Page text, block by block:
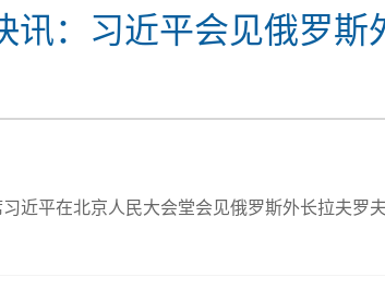
讯：习近平会见俄罗斯
近平在北京人民大会堂会见俄罗斯外长拉夫罗夫